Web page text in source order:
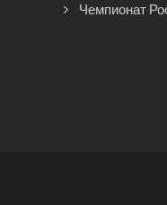
Чемпионат